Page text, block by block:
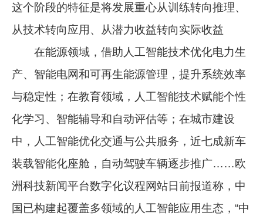
这个阶段的特征是将发展重心从训练转向推理、
从技术转向应用、从潜力收益转向实际收益
在能源领域，借助人工智能技术优化电力生
产、智能电网和可再生能源管理，提升系统效率
与稳定性；在教育领域，人工智能技术赋能个性
化学习、智能辅导和自动评估等；在城市建设
中，人工智能优化交通与公共服务，近七成新车
装载智能化座舱，自动驾驶车辆逐步推广……欧
洲科技新闻平台数字化议程网站日前报道称，中
国已构建起覆盖多领域的人工智能应用生态，“中